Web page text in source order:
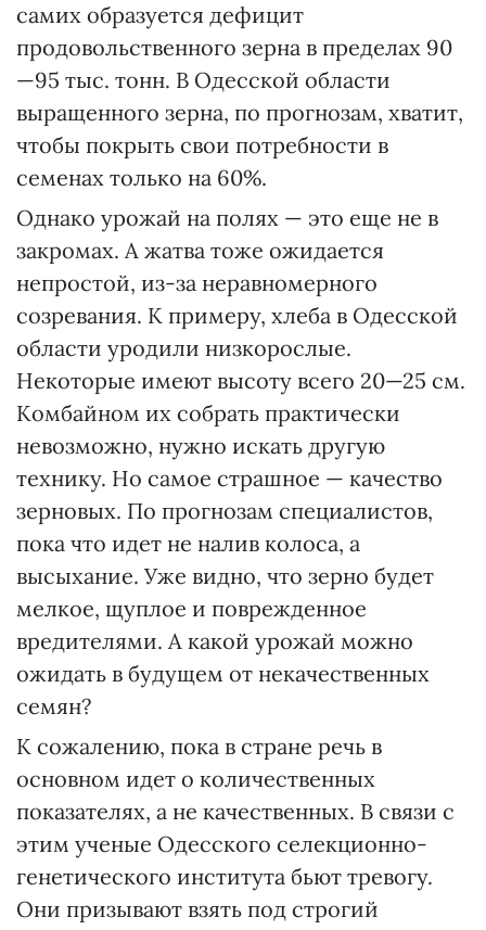
самих образуется дефицит
продовольственного зерна в пределах 90
—95 тыс. тонн. В Одесской области
выращенного зерна, по прогнозам, хватит,
чтобы покрыть свои потребности в
семенах только на 60%.
Однако урожай на полях — это еще не в
закромах. А жатва тоже ожидается
непростой, из-за неравномерного
созревания. К примеру, хлеба в Одесской
области уродили низкорослые.
Некоторые имеют высоту всего 20—25 см.
Комбайном их собрать практически
невозможно, нужно искать другую
технику. Но самое страшное — качество
зерновых. По прогнозам специалистов,
пока что идет не налив колоса, а
высыхание. Уже видно, что зерно будет
мелкое, щуплое и поврежденное
вредителями. А какой урожай можно
ожидать в будущем от некачественных
семян?
К сожалению, пока в стране речь в
основном идет о количественных
показателях, а не качественных. В связи с
этим ученые Одесского селекционно-
генетического института бьют тревогу.
Они призывают взять под строгий